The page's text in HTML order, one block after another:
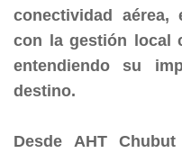
conectividad aérea,
con la gestión local
entendiendo su
destino.
Desde AHT